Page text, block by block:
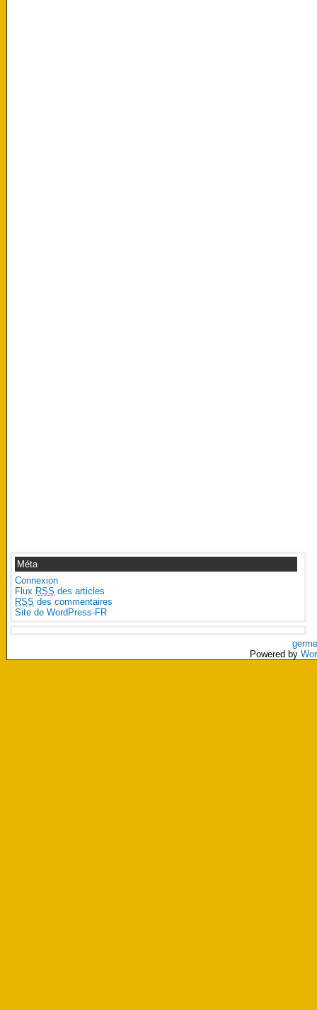
Méta
Connexion
Flux RSS des articles
RSS des commentaires
Site de WordPress-FR
Powered by